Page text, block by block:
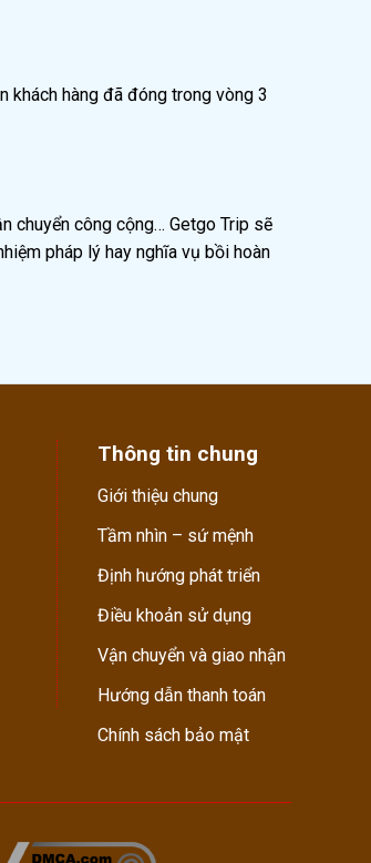
khách hàng đã đóng trong vòng 3
chuyển công cộng… Getgo Trip sẽ
pháp lý hay nghĩa vụ bồi hoàn
Thông tin chung
Giới thiệu chung
Tầm nhìn – sứ mệnh
Định hướng phát triển
Điều khoản sử dụng
Vận chuyển và giao nhận
Hướng dẫn thanh toán
Chính sách bảo mật